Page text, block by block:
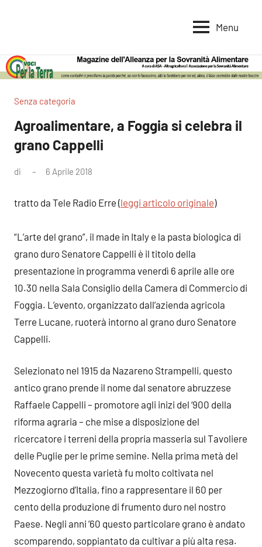
per
la
Terra
per
la
Alimentare
Menu
Senza categoria
Agroalimentare, a Foggia si celebra il
grano Cappelli
di 6 Aprile 2018
tratto da Tele Radio Erre (leggi articolo originale)
“L’arte del grano”, il made in Italy e la pasta biologica di
grano duro Senatore Cappelli è il titolo della
presentazione in programma venerdì 6 aprile alle ore
10.30 nella Sala Consiglio della Camera di Commercio di
Foggia. L’evento, organizzato dall’azienda agricola
Terre Lucane, ruoterà intorno al grano duro Senatore
Cappelli.
Selezionato nel 1915 da Nazareno Strampelli, questo
antico grano prende il nome dal senatore abruzzese
Raffaele Cappelli – promotore agli inizi del ‘900 della
riforma agraria – che mise a disposizione del
ricercatore i terreni della propria masseria sul Tavoliere
delle Puglie per le prime semine. Nella prima metà del
Novecento questa varietà fu molto coltivata nel
Mezzogiorno d’Italia, fino a rappresentare il 60 per
cento della produzione di frumento duro nel nostro
Paese. Negli anni ’60 questo particolare grano è andato
scomparendo, soppiantato da cultivar a più alta resa.